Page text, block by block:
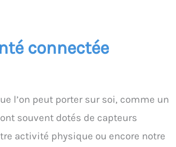
connectée
l’on peut porter sur soi, comme un
souvent dotés de capteurs
activité physique ou encore notre